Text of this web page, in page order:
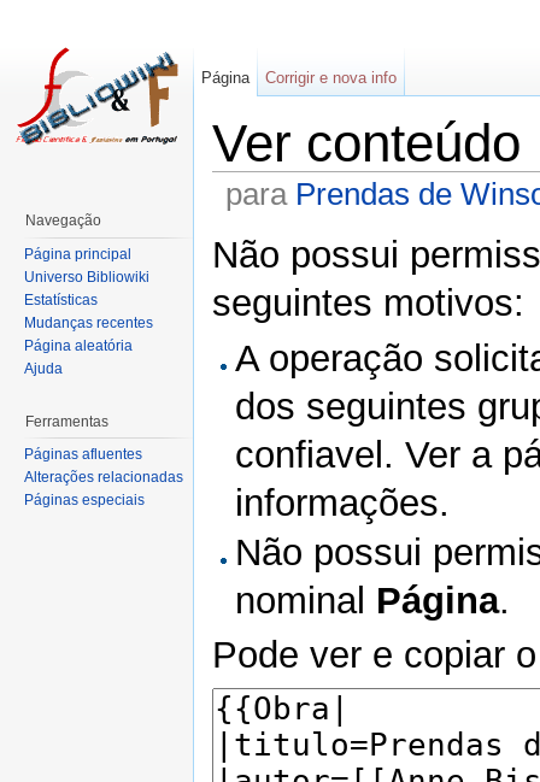
Ver conteúdo
para Prendas de
Não possui
seguintes motivos:
A operação
dos seguintes
confiavel. Ver a
informações.
Não possui
nominal Página.
Pode ver e copiar
Página Corrigir e nova info
Navegação
Página principal
Universo Bibliowiki
Estatísticas
Mudanças recentes
Página aleatória
Ajuda
Ferramentas
Páginas afluentes
Alterações relacionadas
Páginas especiais